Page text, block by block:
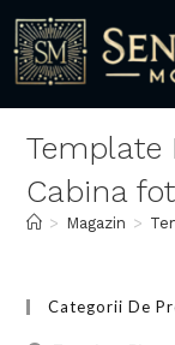
Template
Cabina
> Magazin >
Categorii De